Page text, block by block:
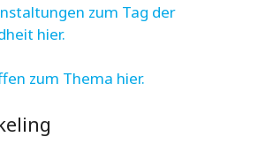
zum Tag der
hier.
zum Thema hier.